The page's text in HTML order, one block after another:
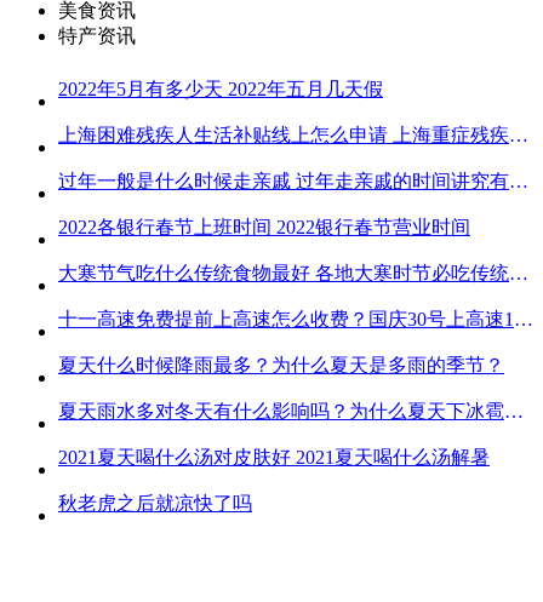
美食资讯
特产资讯
2022年5月有多少天 2022年五月几天假
上海困难残疾人生活补贴线上怎么申请 上海重症残疾人护理补贴线上申请流程
过年一般是什么时候走亲戚 过年走亲戚的时间讲究有哪些
2022各银行春节上班时间 2022银行春节营业时间
大寒节气吃什么传统食物最好 各地大寒时节必吃传统美食
十一高速免费提前上高速怎么收费？国庆30号上高速1号下高速免费吗？
夏天什么时候降雨最多？为什么夏天是多雨的季节？
夏天雨水多对冬天有什么影响吗？为什么夏天下冰雹而冬天不下冰雹
2021夏天喝什么汤对皮肤好 2021夏天喝什么汤解暑
秋老虎之后就凉快了吗